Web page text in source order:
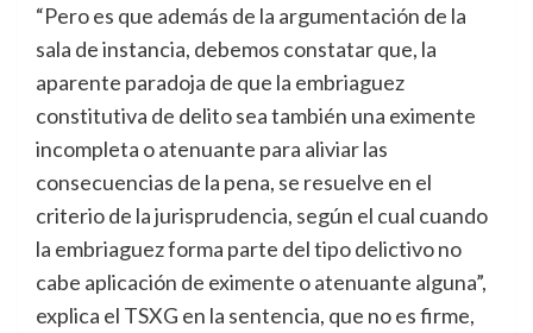
“Pero es que además de la argumentación de la
sala de instancia, debemos constatar que, la
aparente paradoja de que la embriaguez
constitutiva de delito sea también una eximente
incompleta o atenuante para aliviar las
consecuencias de la pena, se resuelve en el
criterio de la jurisprudencia, según el cual cuando
la embriaguez forma parte del tipo delictivo no
cabe aplicación de eximente o atenuante alguna”,
explica el TSXG en la sentencia, que no es firme,